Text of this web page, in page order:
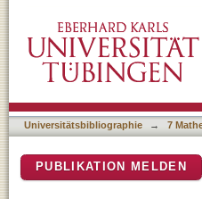
Universitätsbibliographie → 7
PUBLIKATION MELDEN